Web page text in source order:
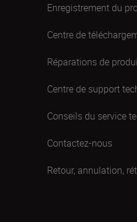
Enregistrement du
Centre de
Réparations de
Centre de support
Conseils du service
Contactez-nous
Retour, annulation,